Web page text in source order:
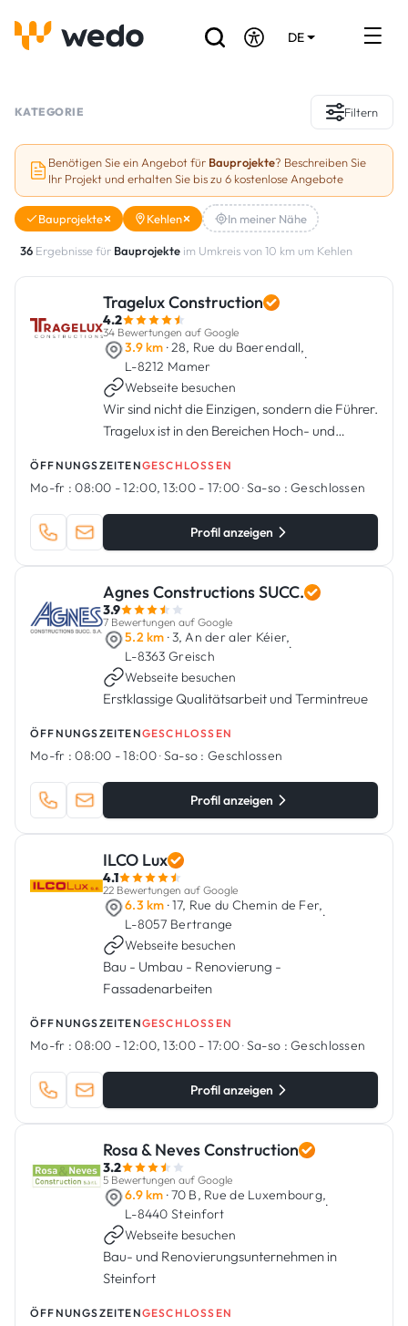
DE
Referenzen
Förderungen & Zuschüsse
Sind Sie Handwerker?
KATEGORIE Filtern
Benötigen Sie ein Angebot für Bauprojekte? Beschreiben Sie
Ihr Projekt und erhalten Sie bis zu 6 kostenlose Angebote
Bauprojekte Kehlen In meiner Nähe
36 Ergebnisse für Bauprojekte im Umkreis von 10 km um Kehlen
Tragelux Construction
4.2
34 Bewertungen auf Google
3.9 km · 28, Rue du Baerendall,
L-8212 Mamer
·
Webseite besuchen
Wir sind nicht die Einzigen, sondern die Führer.
Tragelux ist in den Bereichen Hoch- und
Entwicklung tätig. Menschliche Kompetenz,
ein regelmäßig mit modernsten Mate...
ÖFFNUNGSZEITENGESCHLOSSEN
Mo-fr : 08:00 - 12:00, 13:00 - 17:00·Sa-so : Geschlossen
Profil anzeigen
Agnes Constructions SUCC.
3.9
7 Bewertungen auf Google
5.2 km · 3, An der aler Kéier,
L-8363 Greisch
·
Webseite besuchen
Erstklassige Qualitätsarbeit und Termintreue
ÖFFNUNGSZEITENGESCHLOSSEN
Mo-fr : 08:00 - 18:00·Sa-so : Geschlossen
Profil anzeigen
ILCO Lux
4.1
22 Bewertungen auf Google
6.3 km · 17, Rue du Chemin de Fer,
L-8057 Bertrange
·
Webseite besuchen
Bau - Umbau - Renovierung -
Fassadenarbeiten
ÖFFNUNGSZEITENGESCHLOSSEN
Mo-fr : 08:00 - 12:00, 13:00 - 17:00·Sa-so : Geschlossen
Profil anzeigen
Rosa & Neves Construction
3.2
5 Bewertungen auf Google
6.9 km · 70 B, Rue de Luxembourg,
L-8440 Steinfort
·
Webseite besuchen
Bau- und Renovierungsunternehmen in
Steinfort
ÖFFNUNGSZEITENGESCHLOSSEN